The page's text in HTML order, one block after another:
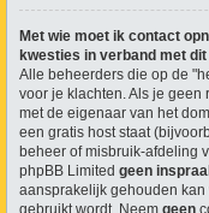
Met wie moet ik contact
kwesties in verband met
Alle beheerders die op de
voor je klachten. Als je geen
met de eigenaar van het
een gratis host staat
beheer of misbruik-afdeling
phpBB Limited geen
aansprakelijk gehouden
gebruikt wordt. Neem geen